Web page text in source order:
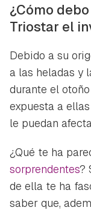
¿Cómo
Triostar el
Debido a su
a las heladas y
durante el
expuesta a
le puedan
¿Qué te ha
sorprendentes?
de ella te ha
saber que,